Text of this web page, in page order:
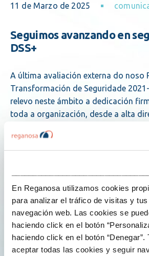
En Reganosa utilizamos cookies
para analizar el tráfico de visitas y
navegación web. Las cookies se
haciendo click en el botón
haciendo click en el botón “Denegar”.
aceptar todas las cookies y seguir
11 de Marzo de 2025
Seguimos avanzando en
DSS+
A última avaliación externa do noso
Transformación de Seguridade
relevo neste ámbito a dedicación
toda a organización, desde a alta
equipos en primeira liña, e sitúanos